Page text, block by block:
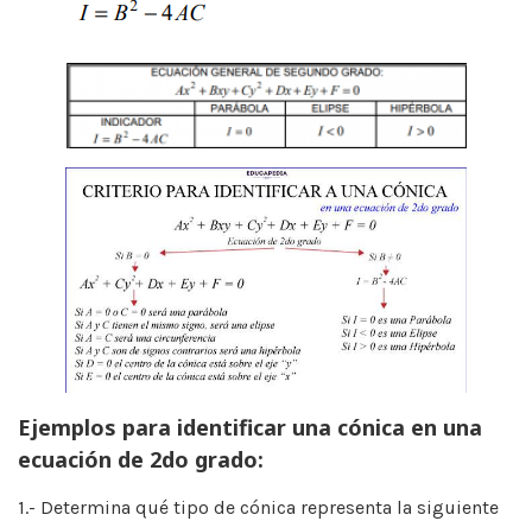
Ejemplos para identificar una cónica en una
ecuación de 2do grado:
1.- Determina qué tipo de cónica representa la siguiente